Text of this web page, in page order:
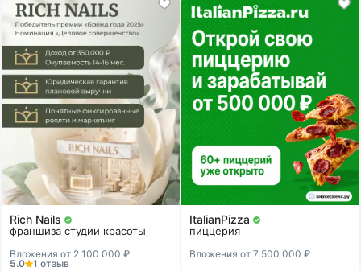
Rich Nails
франшиза студии красоты
Вложения от 2 100 000 ₽
5.0
1 отзыв
ItalianPizza
пиццерия
Вложения от 7 500 000 ₽